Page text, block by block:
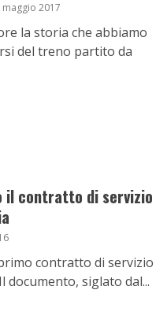
maggio 2017
la storia che abbiamo
del treno partito da
il contratto di servizio
contratto di servizio
documento, siglato dal...